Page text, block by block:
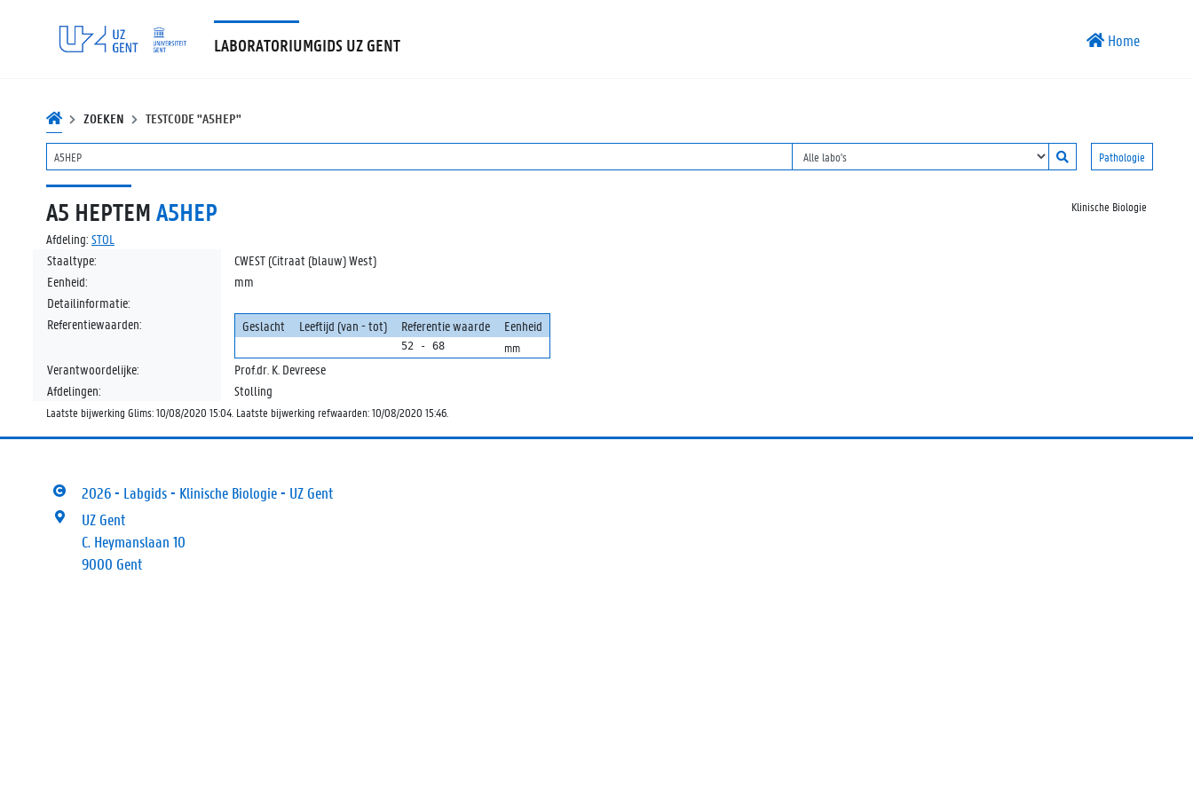
LABORATORIUMGIDS UZ GENT Home
ZOEKEN TESTCODE "A5HEP"
Pathologie
A5 HEPTEM A5HEP Klinische Biologie
Afdeling: STOL
Staaltype:
CWEST (Citraat (blauw) West)
Eenheid:
mm
Detailinformatie:
Referentiewaarden:
Geslacht Leeftijd (van - tot) Referentie waarde Eenheid
52 - 68 mm
Verantwoordelijke:
Prof.dr. K. Devreese
Afdelingen:
Stolling
Laatste bijwerking Glims: 10/08/2020 15:04. Laatste bijwerking refwaarden: 10/08/2020 15:46.
2026 - Labgids - Klinische Biologie - UZ Gent
UZ Gent
C. Heymanslaan 10
9000 Gent